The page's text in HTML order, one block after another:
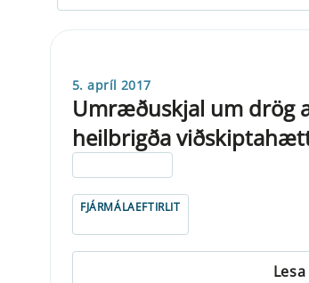
5. apríl 2017
Umræðuskjal um drög
heilbrigða
FJÁRMÁLAEFTIRLIT